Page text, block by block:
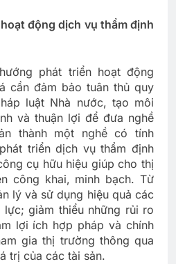
động dịch vụ thẩm định
phát triển hoạt động
cần đảm bảo tuân thủ quy
luật Nhà nước, tạo môi
và thuận lợi để đưa nghề
thành một nghề có tính
triển dịch vụ thẩm định
cụ hữu hiệu giúp cho thị
công khai, minh bạch. Từ
lý và sử dụng hiệu quả các
giảm thiểu những rủi ro
lợi ích hợp pháp và chính
gia thị trường thông qua
trị của các tài sản.